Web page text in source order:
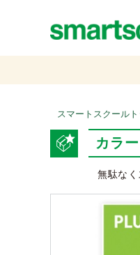
スマートスクール
カラ
無駄なく